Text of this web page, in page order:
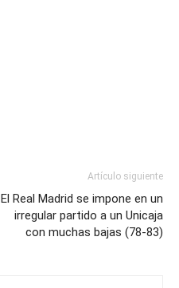
Artículo siguiente
El Real Madrid se impone en un
irregular partido a un Unicaja
con muchas bajas (78-83)